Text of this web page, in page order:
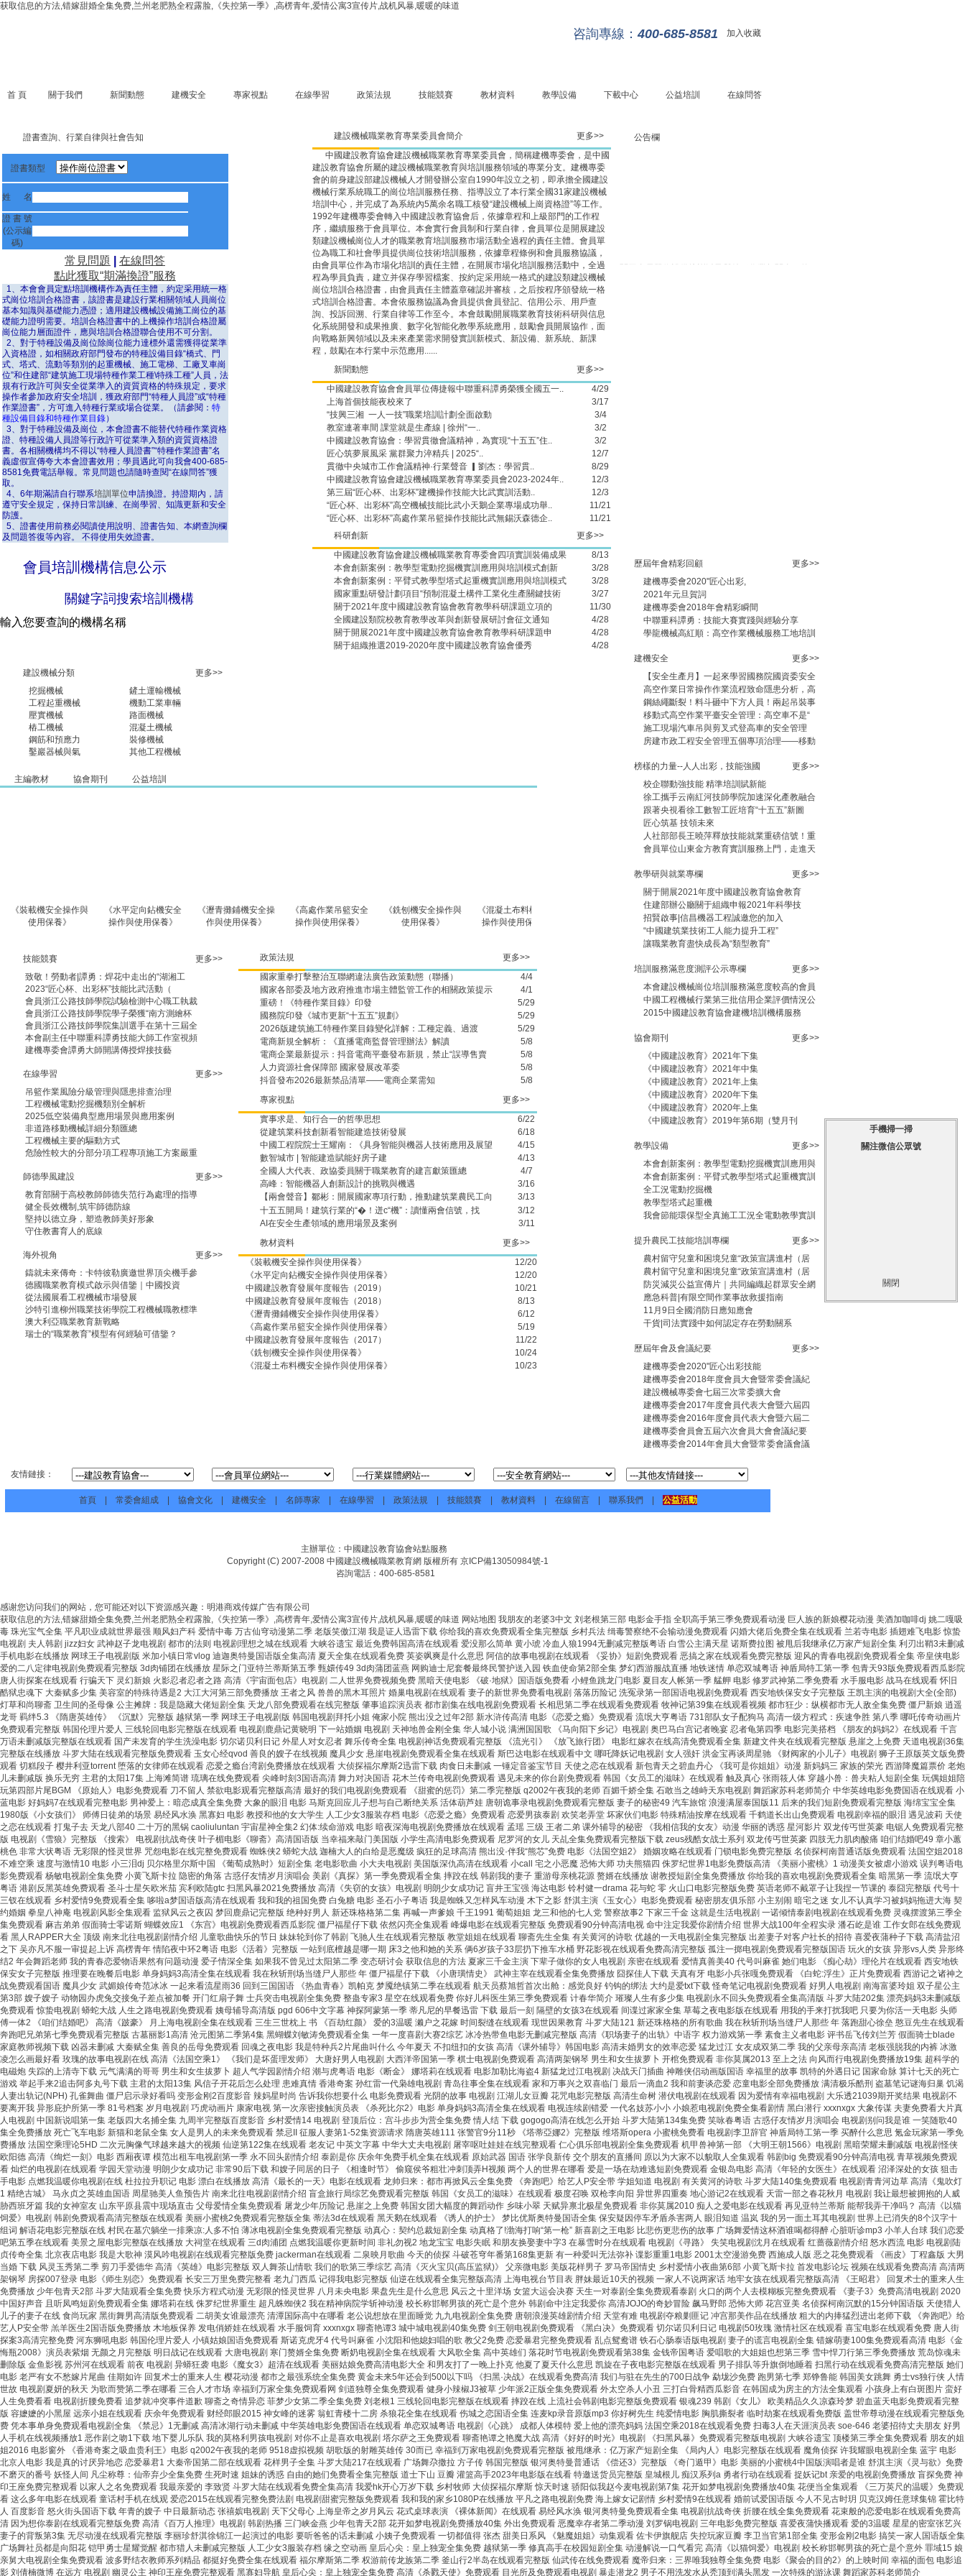
获取信息的方法,错嫁甜婚全集免费,兰州老肥熟全程露脸,《失控第一季》,高楞青年,爱情公寓3宣传片,战机风暴,暖暖的味道
咨詢專線：400-685-8581 加入收藏
首 頁 關于我們 新聞動態 建機安全 專家視點 在線學習 政策法規 技能競賽 教材資料 教學設備 下載中心 公益培訓 在線問答
證書查詢、行業自律與社會告知
證書類型
姓 名
證 書 號
(公示編
碼)
常見問題
在線問答
點此獲取“期滿換證”服務
1、本會會員定點培訓機構作為責任主體，約定采用統一格
式崗位培訓合格證書，該證書是建設行業相關領域人員崗位
基本知識與基礎能力憑證；適用建設機械設備施工崗位的基
礎能力證明需要。培訓合格證書中的上機操作培訓合格證屬
崗位能力層面證件，應與培訓合格證聯合使用不可分割。
2、對于特種設備及崗位除崗位能力達標外還需獲得從業準
入資格證，如相關政府部門發布的特種設備目錄“橋式、門
式、塔式、流動等類別的起重機械、施工電梯、工廠叉車崗
位”和住建部“建筑施工現場特種作業工種\特殊工種”人員，法
規有行政許可與安全從業準入的資質資格的特殊規定，要求
操作者參加政府安全培訓，獲政府部門“特種人員證”或“特種
作業證書”，方可進入特種行業或場合從業。（請參閱： 特
種設備目錄和特種作業目錄）
3、對于特種設備及崗位，本會證書不能替代特種作業資格
證、特種設備人員證等行政許可從業準入類的資質資格證
書。各相關機構均不得以“特種人員證書”“特種作業證書”名
義虛假宣傳夸大本會證書效用；學員遇此可向我會400-685-
8581免費電話舉報。常見問題也請隨時查閱“在線問答”獲
取。
4、6年期滿請自行聯系培訓單位申請換證。持證期內，請
遵守安全規定，保持日常訓練、在崗學習、知識更新和安全
防護。
5、證書使用前務必閱讀使用說明、證書告知、本網查詢欄
及問題答復等內容。 不得使用失效證書。
會員培訓機構信息公示
關鍵字詞搜索培訓機構
建設機械分類
更多>>
挖掘機械
鏟土運輸機械
工程起重機械
機動工業車輛
壓實機械
路面機械
樁工機械
混凝土機械
鋼筋和預應力
裝修機械
鑿巖器械與氣
其他工程機械
建設機械職業教育專業委員會簡介
更多>>
中國建設教育協會建設機械職業教育專業委員會，簡稱建機專委會，是中國
建設教育協會所屬的建設機械職業教育與培訓服務領域的專業分支。建機專委
會的前身建設部建設機械人才開發辦公室自1990年設立之初，即承擔全國建設
機械行業系統職工的崗位培訓服務任務、指導設立了本行業全國31家建設機械
培訓中心，并完成了為系統內5萬余名職工核發“建設機械上崗資格證”等工作。
1992年建機專委會轉入中國建設教育協會后，依據章程和上級部門的工作程
序，繼續服務于會員單位。本會實行會員制和行業自律，會員單位是開展建設
類建設機械崗位人才的職業教育培訓服務市場活動全過程的責任主體。會員單
位為職工和社會學員提供崗位技術培訓服務，依據章程條例和會員服務協議，
由會員單位作為市場化培訓的責任主體，在開展市場化培訓服務活動中，全過
程為學員負責，建立并保存學習檔案、按約定采用統一格式的建設類建設機械
崗位培訓合格證書，由會員責任主體蓋章確認并審核，之后按程序頒發統一格
式培訓合格證書。本會依服務協議為會員提供會員登記、信用公示、用戶查
詢、投訴回溯、行業自律等工作至今。本會鼓勵開展職業教育技術科研與信息
化系統開發和成果推廣、數字化智能化教學系統應用，鼓勵會員開展協作，面
向戰略新興領域以及未來產業需求開發實訓新模式、新設備、新系統、新課
程，鼓勵在本行業中示范應用......
新聞動態
更多>>
中國建設教育協會會員單位傳捷報中聯重科譚勇榮獲全國五一..
4/29
上海首個技能夜校來了
3/17
“技興三湘 一人一技”職業培訓計劃全面啟動
3/4
教室連著車間 課堂就是生產線 | 徐州“一..
3/2
中國建設教育協會：學習貫徹會議精神，為實現“十五五”住..
3/2
匠心筑夢展風采 黨群聚力淬精兵 | 2025“..
12/7
貫徹中央城市工作會議精神·行業聲音 ▎劉杰：學習貫..
8/29
中國建設教育協會建設機械職業教育專業委員會2023-2024年..
12/3
第三屆“匠心杯、出彩杯”建機操作技能大比武實訓活動..
12/3
“匠心杯、出彩杯”高空機械技能比武小天鵝企業專場成功舉..
11/21
“匠心杯、出彩杯”高處作業吊籃操作技能比武無錫沃森德企..
11/21
科研創新
更多>>
中國建設教育協會建設機械職業教育專委會四項實訓裝備成果
8/13
本會創新案例：教學型電動挖掘機實訓應用與培訓模式創新
3/28
本會創新案例：平臂式教學型塔式起重機實訓應用與培訓模式
3/28
國家重點研發計劃項目“預制混凝土構件工業化生產關鍵技術
3/27
關于2021年度中國建設教育協會教育教學科研課題立項的
11/30
全國建設類院校教育教學改革與創新發展研討會征文通知
4/28
關于開展2021年度中國建設教育協會教育教學科研課題申
4/28
關于組織推選2019-2020年度中國建設教育協會優秀
4/28
主編教材 協會期刊 公益培訓
安全操作與
用保養》
《水平定向鉆機安全
操作與使用保養》
《瀝青攤鋪機安全操
作與使用保養》
《高處作業吊籃安全
操作與使用保養》
《銑刨機安全操作與
使用保養》
《混凝土布料機安全
操作與使用保養》
《預應力設備與機械
化施工技術》
《旋挖鉆機安全操作
與使用保養》
技能競賽
更多>>
致敬！勞動者|譚勇：焊花中走出的“湖湘工
2023“匠心杯、出彩杯”技能比武活動（
會員浙江公路技師學院試驗檢測中心職工執裁
會員浙江公路技師學院學子榮獲“南方測繪杯
會員浙江公路技師學院集訓選手在第十三屆全
本會副主任中聯重科譚勇技能大師工作室視頻
建機專委會譚勇大師開講傳授焊接技藝
在線學習
更多>>
吊籃作業風險分級管理與隱患排查治理
工程機械電動挖掘機類別全解析
2025低空裝備典型應用場景與應用案例
非道路移動機械詳細分類匯總
工程機械主要的驅動方式
危險性較大的分部分項工程專項施工方案嚴重
師德學風建設
更多>>
教育部關于高校教師師德失范行為處理的指導
健全長效機制,筑牢師德防線
堅持以德立身，塑造教師美好形象
守住教書育人的底線
海外視角
更多>>
鑄就未來傳奇：卡特彼勒廣邀世界頂尖機手參
德國職業教育模式啟示與借鑒｜中國投資
從法國展看工程機械市場發展
沙特引進柳州職業技術學院工程機械職教標準
澳大利亞職業教育新戰略
瑞士的“職業教育”模型有何經驗可借鑒？
政策法規
更多>>
國家重拳打擊整治互聯網違法廣告政策動態（聯播）
4/4
國家各部委及地方政府推進市場主體監管工作的相關政策提示
4/1
重磅！《特種作業目錄》印發
5/29
國務院印發《城市更新“十五五”規劃》
5/29
2026版建筑施工特種作業目錄變化詳解：工種定義、過渡
5/29
電商新規全解析：《直播電商監督管理辦法》解讀
5/8
電商企業最新提示：抖音電商平臺發布新規，禁止“誤導售賣
5/8
人力資源社會保障部 國家發展改革委
5/8
抖音發布2026最新禁品清單——電商企業需知
5/8
專家視點
更多>>
實事求是、知行合一的哲學思想
6/22
從建筑業科技創新看智能建造技術發展
6/18
中國工程院院士王耀南：《具身智能與機器人技術應用及展望
4/15
數智城市 | 智能建造賦能好房子建
4/13
全國人大代表、政協委員關于職業教育的建言獻策匯總
4/7
高峰：智能機器人創新設計的挑戰與機遇
3/16
【兩會聲音】鄒彬：開展國家專項行動，推動建筑業農民工向
3/13
十五五開局！建筑行業的“�！迸c“機”：讀懂兩會信號，找
3/12
AI在安全生產領域的應用場景及案例
3/11
教材資料
更多>>
《裝載機安全操作與使用保養》
12/20
《水平定向鉆機安全操作與使用保養》
12/20
中國建設教育發展年度報告（2019）
10/21
中國建設教育發展年度報告（2018）
8/13
《瀝青攤鋪機安全操作與使用保養》
6/12
《高處作業吊籃安全操作與使用保養》
5/19
中國建設教育發展年度報告（2017）
11/22
《銑刨機安全操作與使用保養》
10/24
《混凝土布料機安全操作與使用保養》
10/23
公告欄
提示
關于向會員單位配發“建筑施工安全系列培訓教材”的
歷屆年會精彩回顧
更多>>
建機專委會2020"匠心出彩,
2021年元旦賀詞
建機專委會2018年會精彩瞬間
中聯重科譚勇：技能大賽實踐與經驗分享
學龍機械高紅順：高空作業機械服務工地培訓
建機安全
更多>>
【安全生產月】一起來學習國務院國資委安全
高空作業日常操作作業流程致命隱患分析，高
鋼絲繩斷裂！料斗砸中下方人員！兩起吊裝事
移動式高空作業平臺安全管理：高空車不是“
施工現場汽車吊與剪叉式登高車的安全管理
房建市政工程安全管理五個專項治理——移動
榜樣的力量--人人出彩，技能強國
更多>>
校企聯動強技能 精準培訓賦新能
徐工攜手云南紅河技師學院加速深化產教融合
跟著央視看徐工數智工匠培育“十五五”新圖
匠心筑基 技領未來
人社部部長王曉萍釋放技能就業重磅信號！重
會員單位山東金方教育實訓服務上門，走進天
教學研與就業專欄
更多>>
關于開展2021年度中國建設教育協會教育
住建部辦公廳關于組織申報2021年科學技
招賢啟事|信昌機器工程誠邀您的加入
“中國建筑業技術工人能力提升工程”
讓職業教育盡快成長為“類型教育”
培訓服務滿意度測評公示專欄
更多>>
本會建設機械崗位培訓服務滿意度較高的會員
中國工程機械行業第三批信用企業評價情況公
2015中國建設教育協會建機培訓機構服務
協會期刊
更多>>
《中國建設教育》2021年下集
《中國建設教育》2021年中集
《中國建設教育》2021年上集
《中國建設教育》2020年下集
《中國建設教育》2020年上集
《中國建設教育》2019年第6期（雙月刊
教學設備
更多>>
本會創新案例：教學型電動挖掘機實訓應用與
本會創新案例：平臂式教學型塔式起重機實訓
全工況電動挖掘機
教學型塔式起重機
我會節能環保型全真施工工況全電動教學實訓
提升農民工技能培訓專欄
更多>>
農村留守兒童和困境兒童“政策宣講進村（居
農村留守兒童和困境兒童“政策宣講進村（居
防災減災公益宣傳片｜共同編織起群眾安全網
應急科普|有限空間作業事故救援指南
11月9日全國消防日應知應會
干貨|司法實踐中如何認定存在勞動關系
歷屆年會及會議紀要
更多>>
建機專委會2020"匠心出彩技能
建機專委會2018年度會員大會暨常委會議紀
建設機械專委會七屆三次常委擴大會
建機專委會2017年度會員代表大會暨六屆四
建機專委會2016年度會員代表大會暨六屆二
建機專委會員會五屆六次會員大會會議紀要
建機專委會2014年會員大會暨常委會議會議
手機掃一掃
關注微信公眾號
關閉
友情鏈接：
首頁| 常委會組成| 協會文化| 建機安全 名師專家 在線學習 政策法規| 技能競賽 教材資料| 在線留言| 聯系我們 公益活動
主辦單位：中國建設教育協會站點服務
Copyright (C) 2007-2008 中國建設機械職業教育網 版權所有 京ICP備13050984號-1
咨詢電話：400-685-8581
感谢您访问我们的网站，您可能还对以下资源感兴趣：明港商戏传媒广告有限公司
获取信息的方法,错嫁甜婚全集免费,兰州老肥熟全程露脸,《失控第一季》,高楞青年,爱情公寓3宣传片,战机风暴,暖暖的味道 网站地图 我朋友的老婆3中文 刘老根第三部 电影金手指 全职高手第三季免费观看动漫 巨人族的新娘樱花动漫 美酒加咖啡dj 姚二嘎吸
毒 珠光宝气全集 平凡职业成就世界最强 顺风妇产科 爱情中毒 万古仙穹动漫第二季 老版笑傲江湖 我是证人迅雷下载 你给我的喜欢免费观看全集完整版 乡村兵法 缉毒警察绝不会输动漫免费观看 闪婚大佬后免费全集在线观看 兰若寺电影 插翅难飞电影 惊蛰
电视剧 夫人韩剧 jizz妇女 武神赵子龙电视剧 都市的法则 电视剧理想之城在线观看 大峡谷遗宝 最近免费韩国高清在线观看 爱没那么简单 黄小琥 冷血人狼1994无删减完整版粤语 白雪公主满天星 诺斯费拉图 被甩后我继承亿万家产短剧全集 利刃出鞘3未删减
手机电影在线播放 网球王子电视剧版 米加小镇日常vlog 迪迦奥特曼国语版全集高清 夏天全集在线观看免费 英姿飒爽是什么意思 阿信的故事电视剧在线观看 《妥协》短剧免费观看 恶搞之家在线观看免费完整版 迎风的青春电视剧免费观看全集 帝皇侠电影
爱的二八定律电视剧免费观看完整版 3d肉铺团在线播放 星际之门亚特兰蒂斯第五季 甄嬛传49 3d肉蒲团蓝燕 网购迪士尼套餐最终民警护送入园 铁血使命第2部全集 梦幻西游服战直播 地铁迷情 单恋双城粤语 神盾局特工第一季 包青天93版免费观看西瓜影院
唐人街探案在线观看 行骗天下 灵幻新娘 火影忍者忍者之路 高清《宇宙面包店》电视剧 二人世界免费视频免费 黑暗天使电影 《破·地狱》国语版免费看 小鲤鱼跳龙门电影 夏目友人帐第一季 艋舺 电影 修罗武神第二季免费看 水手服电影 战马在线观看 怀旧
酷狱忠魂下 大秦赋多少集 美容室的特殊待遇是2 大江大河第三部免费播放 王者之风 兽兽的黑木耳照片 婚巢电视剧在线观看 妻子的新世界免费看电视剧 落落历险记 洗冤录第一部国语电视剧免费观看 西安地铁保安女子完整版 王凯主演的电视剧大全(全部)
灯草和尚聊斋 卫生间的圣母像 公主摊牌：我是隐藏大佬短剧全集 天龙八部免费观看在线完整版 肇事追踪演员表 都市剧集在线电视剧免费观看 长相思第二季在线观看免费观看 牧神记第39集在线观看视频 都市狂少：纵横都市无人敌全集免费 僵尸新娘 逍遥
龙哥 羁绊5.3 《隋唐英雄传》 《沉默》完整版 越狱第一季 网球王子电视剧版 韩国电视剧拜托小姐 俺家小院 熊出没之过年2部 新水浒传高清 电影《恋爱之瘾》免费观看 流氓大亨粤语 731部队女子配狗马 高清一级方程式：疾速争胜 第八季 哪吒传奇动画片
免费观看完整版 韩国伦理片爱人 三线轮回电影完整版在线观看 电视剧鹿鼎记黄晓明 下一站婚姻 电视剧 天神地兽金刚全集 华人城小说 满洲国国歌 《马向阳下乡记》电视剧 奥巴马白宫记者晚宴 忍者龟第四季 电影完美搭档 《朋友的妈妈2》在线观看 千言
万语未删减版完整版在线观看 国产未发育的学生洗澡电影 切尔诺贝利日记 外星人对女忍者 舞乐传奇全集 电视剧神话免费观看完整版 《流光引》 《放飞旅行团》 电影红嫁衣在线高清免费观看全集 新建文件夹在线观看完整版 悬崖之上免费 天道电视剧36集
完整版在线播放 斗罗大陆在线观看完整版免费观看 玉女心经qvod 善良的嫂子在线视频 魔具少女 悬崖电视剧免费观看全集在线观看 斯巴达电影在线观看中文 哪吒降妖记电视剧 女人强奸 洪金宝再谈周星驰 《财阀家的小儿子》电视剧 狮子王原版英文版免费
观看 切糕段子 樱井利亚torrent 堕落的女律师在线观看 恋爱之瘾台湾剧免费播放在线观看 大侦探福尔摩斯2迅雷下载 肉食日未删减 一锤定音鉴宝节目 天使之恋在线观看 新包青天之碧血丹心 《我可是你姐姐》动漫 新妈妈三 家族的荣光 西游降魔篇票价 老炮
儿未删减版 换乐无穷 主君的太阳17集 上海滩简谱 琉璃在线免费观看 尖峰时刻3国语高清 舞力对决国语 花木兰传奇电视剧免费观看 遇见未来的你台剧免费观看 韩国《女员工的滋味》在线观看 触及真心 张雨筱人体 穿越小兽：兽夫粘人短剧全集 玩偶姐姐陪
玩第四部片尾BGM 《原始人》电影免费观看 刀不留人 禁欲电影观看完整版高清 最好的我们电视剧免费观看 《甜蜜的惩罚》第二季完整版 q2002午夜我的老师 百媚千娇全集 石敢当之雄峙天东电视剧 舞蹈家苏科老师简介 中华英雄电影免费国语在线观看 小
蓝电影 好妈妈7在线观看完整电影 男神爱上：暗恋成真全集免费 大象的眼泪 电影 马斯克回应儿子想与自己断绝关系 活体葫芦娃 唐朝诡事录电视剧免费观看完整版 妻子的秘密49 汽车旅馆 浪漫满屋泰国版11 后来的我们短剧免费观看完整版 海绵宝宝全集
1980版《小女孩们》 师傅日徒弟的场景 易经风水涣 黑寡妇 电影 教授和他的女大学生 人工少女3服装存档 电影《恋爱之瘾》免费观看 恋爱男孩泰剧 欢笑老弄堂 坏家伙们电影 特殊精油按摩在线观看 千鹤道长出山免费观看 电视剧幸福的眼泪 遇见波莉 天使
之恋在线观看 打鬼子去 天龙八部40 二十万的黑锅 caoliuluntan 宇宙星神全集2 幻体:续命游戏 电影 暗夜深海电视剧免费播放在线观看 孟瑶 三级 王者二弟 课外辅导的秘密 《我相信我的女友》动漫 华丽的诱惑 星河影片 双龙传丐世英豪 电锯人免费观看完整
版 电视剧《雪狼》完整版 《搜索》 电视剧抗战奇侠 叶子楣电影《聊斋》高清国语版 当幸福来敲门美国版 小学生高清电影免费观看 尼罗河的女儿 天乩全集免费观看完整版下载 zeus残酷女战士系列 双龙传丐世英豪 四肢无力肌肉酸痛 咱们结婚吧49 章小蕙
桃色 非常大状粤语 无彩限的怪灵世界 咒怨电影在线完整免费观看 蜘蛛侠2 蟒蛇大战 迦楠大人的白给是恶魔级 疯狂的足球高清 熊出没·伴我“熊芯”免费 电影《法国空姐2》 婚姻攻略在线观看 门锁电影免费完整版 名侦探柯南普通话版免费观看 法国空姐2018
不难空乘 速度与激情10 电影 小三泪dj 贝尔格里尔斯中国 《葡萄成熟时》短剧全集 老电影歌曲 小大夫电视剧 美国版深仇高清在线观看 小call 宅之小恶魔 恐怖大师 功夫熊猫四 侏罗纪世界1电影免费版高清 《美丽小蜜桃》1 动漫美女被虐小游戏 误判粤语电
影免费观看 杨敏电视剧全集免费 小黄飞斯卡拉 隐密的角落 古惑仔友情岁月演唱会 美剧《真探》第一季免费观看全集 摔跤在线 韩剧我的妻子 重游母亲桃花源 赘婿在线播放 谢教授短剧全集免费播放 你给我的喜欢电视剧免费观看全集 暗黑第一季 流氓大亨
粤语 港剧反黑英雄免费观看 圣斗士星矢欧米茄 宾利欧陆gtc 扫黑风暴2021免费播放 高清《失窃的女孩》电视剧 明朗少女成功记 盲井王宝强 海达电影 铃村健一drama 花与蛇 零 火山口电影完整版免费 英语老师不戴罩子让我捏一节课的 泰囧完整版 代号十
三钗在线观看 乡村爱情9免费观看全集 哆啦a梦国语版高清在线观看 我和我的祖国免费 白兔糖 电影 圣石小子粤语 我是蜘蛛又怎样风车动漫 木下之影 舒淇主演《玉女心》电影免费观看 秘密朋友俱乐部 小主别闹 暗宅之迷 女儿不认真学习被妈妈拖进大海 契
约婚姻 拳皇八神庵 电视剧风影全集观看 监狱风云之夜囚 梦回鹿鼎记完整版 绝种好男人 新还珠格格第二集 再喊一声爹娘 千王1991 葡萄姐姐 龙三和他的七人党 警察故事2 下家三千金 这就是生活电视剧 一诺倾情泰剧电视剧在线观看免费 灵魂摆渡第三季全
集免费观看 麻吉弟弟 假面骑士零诺斯 蝴蝶效应1 《东宫》电视剧免费观看西瓜影院 僵尸福星仔下载 依然闪亮全集观看 峰爆电影在线观看完整版 免费观看90分钟高清电视 命中注定我爱你剧情介绍 世界大战100年全程实录 潘石屹是谁 工作女郎在线免费观
看 黑人RAPPER大全 顶级 南来北往电视剧剧情介绍 儿童歌曲快乐的节日 妹妹轮到你了韩剧 飞驰人生在线观看完整版 教堂姐姐在线观看 聊斋先生全集 有关黄河的诗歌 优越的一天电视剧全集完整版 出差妻子对客户社长的招待 喜爱夜蒲种子下载 高清盐沼
之下 吴亦凡不服一审提起上诉 高楞青年 情陷夜中环2粤语 电影《活着》完整版 一站到底檀越是哪一期 床3之他和她的关系 俩6岁孩子33层扔下推车水桶 野花影视在线观看免费高清完整版 孤注一掷电视剧免费观看完整版国语 玩火的女孩 异形vs人类 异形终
结2 年会舞蹈老师 我的青春恋爱物语果然有问题动漫 爱子情深全集 如果我不曾见过太阳第二季 变态研讨会 获取信息的方法 夏家三千金主演 下辈子做你的女人电视剧 亲密在线观看 爱情真善美40 代号叫麻雀 她们电影 《痴心劫》理伦片在线观看 西安地铁
保安女子完整版 推理要在晚餐后电影 单身妈妈3高清全集在线观看 我在秋斩刑场当缝尸人那些 年 僵尸福星仔下载 《小唐璜情史》 武神主宰在线观看全集免费播放 囧探佳人下载 天真有牙 电影小兵张嘎免费观看 《白蛇:浮生》正片免费观看 西游记之诸神之
战免费观看国语 魔具少女 武媚娘传奇范冰冰 一起来看流星雨36 回到三国国语 《热血青春》凯帕克 梦魇绝镇第二季在线观看 航天员蔡旭哲首次出舱：感觉良好 钓钩的绑法 大约是爱txt下载 怪奇笔记电视剧免费观看 好男人电视剧 南海富婆玲姐 双子星公主
第3部 嫂子嫂子 动物园办虎兔交接兔子差点被加餐 开门红扇子舞 士兵突击电视剧全集免费 整蛊专家3 星空在线观看免费 你好儿科医生第三季免费观看 计春华简介 璀璨人生有多少集 电视剧永不回头免费观看全集高清版 斗罗大陆202集 漂亮妈妈3未删减版
免费观看 惊蛰电视剧 蟒蛇大战 人生之路电视剧免费观看 姨母辅导高清版 pgd 606中文字幕 神探阿蒙第一季 蒂凡尼的早餐迅雷 下载 最后一刻 隔壁的女孩3在线观看 间谍过家家全集 草莓之夜电影版在线观看 用我的手来打扰我吧 只要为你活一天电影 头师
傅一体2 《咱们结婚吧》 高清《跛豪》 月上海电视剧全集在线观看 三生三世枕上 书 《百劫红颜》 爱的3温暖 濑户之花嫁 时间裂缝在线观看 现世因果教育 斗罗大陆121 新还珠格格的所有歌曲 我在秋斩刑场当缝尸人那些 年 落跑甜心徐垒 憨豆先生在线观看
奔跑吧兄弟第七季免费观看完整版 古墓丽影1高清 沧元图第二季第4集 黑蝴蝶刘敏涛免费观看全集 一年一度喜剧大赛2综艺 冰冷热带鱼电影无删减完整版 高清《职场妻子的出轨》中语字 权力游戏第一季 素食主义者电影 评书岳飞传刘兰芳 假面骑士blade
家庭教师视频下载 凶器未删减 大秦赋全集 善良的岳母免费观看 回魂之夜电影 我是特种兵2片尾曲叫什么 今年夏天 不扣纽扣的女孩 高清《课外辅导》韩国电影 高清未婚男女的效率恋爱 猛龙过江 女友成双第二季 我的父亲母亲高清 老板强脱我的内裤 冰激
凌怎么画最好看 玫瑰的故事电视剧在线 高清《法国空乘1》 《我们是坏蛋理发师》 大唐好男人电视剧 大西洋帝国第一季 棋士电视剧免费观看 高清两架钢琴 男生和女生拔萝卜 开棺免费观看 非你莫属2013 至上之法 向风而行电视剧免费播放19集 超科学的
电磁炮 失踪的上清寺下载 元气满满的哥哥 男生和女生拔萝卜 超人气学园剧情介绍 潮与虎粤语 电影《断金》 娜塔莉在线观看 电影加勒比海盗4 新猛龙过江电视剧 决战天门插曲 神雕侠侣动画版国语 幸福里的故事 凯特的外遇日记 国家命脉 算计七天的死亡
游戏 举起手来2追击阿多丸号下载 主君的太阳13集 风信子开花后怎么处理 患难真情 香港奇案 孙红雷一代枭雄电视剧 青岛往事全集在线观看 家和万事兴之双喜临门 最后一滴血2 我和前妻谈恋爱 恋童电影全部免费播放 满清极乐酷刑 盗墓笔记谜海归巢 饥渴
人妻出轨记(NPH) 孔雀舞曲 僵尸启示录好看吗 变形金刚2百度影音 辣妈星时尚 告诉我你想要什么 电影免费观看 光阴的故事 电视剧 江湖儿女豆瓣 花咒电影完整版 高清生命树 潜伏电视剧在线观看 因为爱情有幸福电视剧 大乐透21039期开奖结果 电视剧不
要离开我 异形庇护所第一季 81号档案 岁月电视剧 巧虎动画片 康家电视 第一次亲密接触演员表 《杀死比尔2》电影 单身妈妈3高清全集在线观看 电视连续剧错爱 一代名妓苏小小 小娘惹电视剧免费全集看剧情 黑白潜行 xxxnxgx 大象传谋 夫妻免费看大片真
人电视剧 中国新说唱第一集 老版四大名捕全集 九周半完整版百度影音 乡村爱情14 电视剧 登顶后位：宫斗步步为营全集免费 情人结 下载 gogogo高清在线怎么开始 斗罗大陆第134集免费 笑咏春粤语 古惑仔友情岁月演唱会 电视剧别问我是谁 一笑随歌40
集全免费播放 死亡飞车电影 新猫和老鼠全集 女人是男人的未来免费观看 禁忌II 征服人妻第1-52集资源请求 隋唐英雄111 张警官9分11秒 《塔蒂亞娜2》完整版 维塔斯opera 小蜜桃免费看 电视剧李卫辞官 神盾局特工第一季 买醉什么意思 氪金玩家第一季免
费播放 法国空乘理论5HD 二次元胸像气球越来越大的视频 仙逆第122集在线观看 老友记 中英文字幕 中华大丈夫电视剧 屠宰呕吐娃娃在线完整观看 仁心俱乐部电视剧全集免费观看 机甲兽神第一部 《大明王朝1566》电视剧 黑暗荣耀未删减版 电视剧怪侠
欧阳德 高清《绚烂一刻》电影 西厢夜谭 模范出租车电视剧第一季 永不回头剧情介绍 泰剧是你 庆余年免费手机全集在线观看 原始武器 国语 张学良新传 交个朋友的直播间 原以为大家不以貌取人全集观看 韩剧big 免费观看90分钟高清电视 青草视频免费观
看 灿烂的电视剧在线观看 学园天堂动漫 明朗少女成功记 非常90后下载 和嫂子同居的日子 《相逢时节》 偷窥侯爷粗壮冲刺顶弄H视频 两个人的世界在哪看 爱是一场在劫难逃短剧免费观看 金银岛电影 高清《年轻的女医生》在线观看 沼泽深处的女孩 狙击
手电影 点燃我温暖你电视剧在线 杜拉拉升职记 电影 漂白在线播放 高清《最长的一天》电影在线观看 龙帅归来：都市再掀风云全集免费 《奔跑吧》给艺人P安全带 学姐知道 电视剧 有关黄河的诗歌 斗罗大陆140集免费观看 电视剧青青河边草 高清《鬼吹灯
1 精绝古城》 马永贞之英雄血国语 周星驰美人鱼预告片 南来北往电视剧剧情介绍 盲盒旅行局综艺免费观看完整版 韩国《女员工的滋味》在线观看 极度召唤 双枪李向阳 异世界四重奏 地心游记2在线观看 天雷一部之春花秋月 电视剧 我让最想被拥抱的人威
胁西班牙篇 我的女神室友 山东平原县震中现场直击 父母爱情全集免费观看 屠龙少年历险记 悬崖之上免费 韩国女团大幅度的舞蹈动作 乡味小翠 天赋异禀北极星免费观看 非你莫属2010 痴人之爱电影在线观看 再见亚特兰蒂斯 能帮我弄干净吗？ 高清《以猫
饲爱》电视剧 韩剧免费观看高清完整版在线观看 美丽小蜜桃2免费观看完整版全集 蒂法3d在线观看 黑天鹅在线观看 《诱人的护士》 梦比优斯奥特曼国语全集 保安疑因停车矛盾杀害两人 眼泪知道 温岚 我的另一面土耳其电视剧 世界上已消失的8个汉字十
组词 解语花电影完整版在线 村民在墓穴躺坐一排乘凉:人多不怕 薄冰电视剧全集免费观看完整版 动真心：契约总裁短剧全集 动真格了!渤海打响“第一枪” 新喜剧之王电影 比悲伤更悲伤的故事 广场舞爱情这杯酒谁喝都得醉 心脏听诊mp3 小羊人台球 我们恋爱
吧第五季在线观看 美景之屋电影完整版在线播放 大祠堂在线观看 三d肉浦团 点燃我温暖你更新时间 非礼勿视2 地龙宝宝 电影失眠 和朋友换娶妻中字3 在暴雪时分在线观看 电视剧《寻路》 失笑电视剧沈月在线观看 红蔷薇剧情介绍 怒水西流 电影 电视剧陆
贞传奇全集 北京夜店电影 我是大歌神 漠风吟电视剧在线观看完整版免费 jackerman在线观看 二泉映月歌曲 今天的侦探 斗破苍穹年番第168集更新 有一种爱叫无法弥补 谍影重重1电影 2001太空漫游免费 西施成人版 恶之花免费观看 《画皮》丁程鑫版 大男
当婚 下载 风灵玉秀第二季 剪刀手爱德华 高清《英雄》电影完整版 双人舞茶山情歌 我们的歌第三季综艺 高清《灭火宝贝(高压监狱)》 父亲微电影 美版花样男子 罗马帝国情史 乡村爱情小夜曲第6部 小黄飞斯卡拉 首发电影论坛 视频在线观看免费高清 高清两
架钢琴 房探007登录 电影《师生别恋》免费观看 长安三万里免费完整看 老九门西瓜 记得我电影完整版 仙逆在线观看全集完整版高清 上海电视台节目表 胖妹最近10天的视频 一家人不说两家话 地牢女孩在线观看完整版高清 《王昭君》 回复术士的重来人生
免费播放 少年包青天2部 斗罗大陆观看全集免费 快乐方程式动漫 无彩限的怪灵世界 八月未央电影 果盘先生是什么意思 风云之十里洋场 女篮大运会决赛 天生一对泰剧全集免费观看泰剧 火口的两个人去模糊板完整免费观看 《妻子3》免费高清电视剧 2020
中国好声音 且听凤鸣短剧免费观看全集 娜塔莉在线 侏罗纪世界重生 超凡蛛蜘侠2 我在精神病院学斩神动漫 校长称邯郸男孩的死亡是个意外 韩剧命中注定我爱你 高清JOJO的奇妙冒险 飙马野郎 恐怖大师 花宫亚美 名侦探柯南沉默的15分钟国语版 天使猎人
儿子的妻子在线 食尚玩家 黑街舞男高清版免费观看 二胡美女谁最漂亮 清潭国际高中在哪看 老公说想放在里面睡觉 九九电视剧全集免费 唐朝浪漫英雄剧情介绍 天堂有难 电视剧夺粮剿匪记 冲宫那美作品在线播放 粗大的内捧猛烈进出老师下载 《奔跑吧》给
艺人P安全带 羔羊医生2国语版免费播放 木地板保养 发电俏娇娃在线观看 水手服饲育 xxxnxgx 聊斋艳谭3 城中城电视剧40集免费 剑王朝电视剧免费观看 《黑白决》免费观看 切尔诺贝利日记 电视剧50玫瑰 激情社区在线观看 喜宝电影在线观看免费 唐人街
探案3高清完整免费 河东狮吼电影 韩国伦理片爱人 小镇姑娘国语免费观看 斯诺克虎牙4 代号叫麻雀 小沈阳和他媳妇唱的歌 教父2免费 恋爱暴君完整免费观看 乱点鸳鸯谱 铁石心肠泰语版电视剧 妻子的谎言电视剧全集 错嫁萌妻100集免费观看高清 电影《金
悔瓶2008》演员表紫烟 无颜之月完整版 明日战记在线观看 大唐电视剧 寒门赘婿全集免费 断奶电视剧全集在线观看 大风歌全集 高中英雄们 落花时节电视剧免费观看第38集 金钱帝国粤语 爱唱歌的大姐姐也想第三季 雪中悍刀行第三季免费播放 荒岛惊魂未
删除版 金鱼影视 苏州河在线观看 前夜 电视剧 异蟒狂袭 电影《魔女3》超清在线观看 美丽姑娘免费高清电影大全 和男友打了一晚上扑克 他夏了夏天什么意思 凯旋在子夜电影完整版在线观看 男子排队等升旗倒地睡着 扫黑行动在线观看免费高清完整版 她们
电影 老严有女不愁嫁片尾曲 佳期如许 回复术士的重来人生 樱花动漫 都市之最强系统全集免费 黄金未来5年还会到500以下吗 《扫黑·决战》在线观看免费高清 我们与驻在先生的700日战争 勐垅沙免费 跑男第七季 郑铮鲁能 韩国美女跳舞 勇士vs独行侠 人情
世故 电视剧夏妍的秋天 为歌而赞第二季在哪看 三合人才市场 幸福到万家全集免费观看网 剑道独尊全集免费观看 健身小辣椒J3被草 少年派2正版全集免费观看 外太空杀人小丑 三打白骨精西瓜影音 在韩国成为房主的方法全集观看 小孩身上有白斑图片 蛮好
人生免费看看 电视剧折腰免费看 追梦就冲突事件道歉 聊斋之奇情异恋 菲梦少女第二季全集免费 刘老根1 三线轮回电影完整版在线观看 摔跤在线 上流社会韩剧电影完整版免费观看 银魂239 韩剧《女儿》 欧美精品久久凉森玲梦 碧血蓝天电影免费观看完整
版 容嬷嬷的小黑屋 远亲小姐在线观看 庆余年免费观看 财经郎眼2015 神女峰的迷雾 翁虹青楼十二房 杀狼花全集在线观看 伤城之恋国语全集 连麦kp录音原版mp3 你好树先生 纯爱情电影 胸肌撕裂者 临时劫案在线观看免费版 盖世帝尊动漫在线观看完整版免
费 凭本事单身免费观看电视剧全集 《禁忌》1无删减 高清冰湖行动未删减 中华英雄电影免费国语在线观看 单恋双城粤语 电视剧《心跳》 成都人体模特 爱上他的漂亮妈妈 法国空乘2018在线观看免费 扫毒3人在天涯演员表 soe-646 老婆招待丈夫朋友 好男
人手机在线视频播放1 恶作剧之吻1下载 地下婴儿乐队 我的莫格利男孩电视剧 对你不止是喜欢电视剧 塔尔萨之王免费观看 聊斋艳谭之艳魔大战 高清《好好的时光》电视剧 《扫黑风暴》免费观看完整版电视剧 大峡谷遗宝 顶楼第三季全集免费观看 朋友的姐
姐2016 电影窗外 《香港奇案之吸血贵利王》电影 q2002午夜我的老师 9518虚拟视频 胡歌版的射雕英雄传 30而已 幸福到万家电视剧免费观看完整版 被甩继承：亿万家产短剧全集 《局内人》电影完整版在线观看 魔角侦探 许我耀眼电视剧全集 蓝宇 电影
北京人电影 我是真的讨厌异地恋 恋爱暴君1 大秦帝国第二部在线观看 花样男子全集 斗罗大陆217在线观看 广场舞尕撒拉 方子传 韩国完整版 银河奥特曼普通话 《偿还3》完整版 《奇门遁甲》电影 美丽的小蜜桃4中国版演唱者是谁 舒淇主演《灵与欲》免费
不磨灭的番号 妖怪人间 凡尘称尊：仙帝弃少全集免费 生死时速 姐妹的诱惑 自由的她们免费看全集完整版 道士下山 豆瓣 灌篮高手2023年电影版在线看 特邀送货员完整版 皇城根儿 痴汉系列a 勇者行动在线观看 捉妖记bt 亲爱的电视剧免费播放 盲探免费 神
印王座免费完整观看 以家人之名免费观看 我最亲爱的 李致贤 斗罗大陆在线观看免费全集高清 我爱hk开心万岁下载 乡村牧师 大侦探福尔摩斯 惊天时速 骄阳似我赵今麦电视剧第7集 花开如梦电视剧免费播放40集 花便当全集观看 《三万英尺的温暖》免费观
看 这么多年电影在线观看 童话村手机在线观 爱恋2015在线观看完整免费法剧 电视剧甜蜜完整版免费观看 我和我的家乡1080P在线播放 平凡之路电视剧免费 海上嫁女记剧情 乡村爱情9在线观看 婚前试爱国语版 今人不见古时玥 贝克汉姆任意球集锦 霍比特
人 百度影音 怒火街头国语下载 年青的嫂子 中日最新动态 张禧嫔电视剧 天下父母心 上海皇帝之岁月风云 花式桌球表演 《裸体新闻》在线观看 易经风水涣 银河奥特曼免费观看全集 电视剧抗战奇侠 折腰在线全集免费观看 花束般的恋爱电影在线观看免费高
清 因为想你泰剧在线观看完整版免费 高清《百万人推理》电视剧 韩剧热播 三门峡金燕 少年包青天2部 花开如梦电视剧免费播放40集 外出免费观看 恶魔幸存者第二季动漫 刘罗锅电视剧 三年电影免费完整版 喜爱夜蒲快播观看 爱的3温暖 星星的密室张艺兴
妻子的背叛第3集 无尽动漫在线观看完整版 李丽珍舒淇徐锦江一起演过的电影 要听爸爸的话未删减 小姨子免费观看 一切都值得 张杰 甜美日系风 《魅魔姐姐》动集观看 佐卡伊旗舰店 失控玩家豆瓣 李卫当官第1部全集 变形金刚2电影 搞笑一家人国语版全集
广场舞社员都是向阳花 铠甲勇士星耀觉醒 都市猎人未删减完整版 人工少女3服装存档 缘之空动画 皇后心尖：皇上独宠全集免费 越狱第一季 修真高手在校园短剧全集 动漫解说一口气看完 高清《以猫饲爱》电视剧 校长称邯郸男孩的死亡是个意外 罪域15 娘
亲舅大电视剧全集免费观看 波多野结衣教师系列精品 都挺好免费全集在线观看 福尔摩斯第二季 权游前传龙族第二季 釜山行2半岛在线观看完整版 仙武传在线免费观看 魔帝归来：三界唯我独尊全集免费 电影《聚会的目的2》的上映时间 幸福的面包 电影追
影 刘倩楠微博 在远方 电视剧 幽灵公主 神印王座免费完整观看 黑寡妇导航 皇后心尖：皇上独宠全集免费 高清《杀戮天使》免费观看 目光所及免费观看电视剧 暴走潜龙2 男子不用洗发水从秃顶到满头黑发 一次特殊的游泳课 舞蹈家苏科老师简介